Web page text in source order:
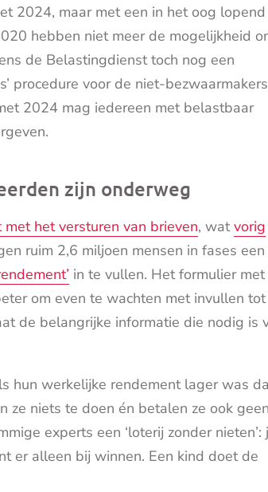
2024, maar met een in het oog lopend
hebben niet meer de mogelijkheid
de Belastingdienst toch nog een
procedure voor de niet-
2024 mag iedereen met belastbaar
zijn onderweg
het versturen van brieven, watvorig
ruim 2,6 miljoen mensen in fases een
in te vullen. Het formulier met
om even te wachten met invullen tot
de belangrijke informatie die nodig is
hun werkelijke rendement lager was
ze niets te doen én betalen ze ook geen
experts een ‘loterij zonder nieten’:
er alleen bij winnen. Een kind doet de